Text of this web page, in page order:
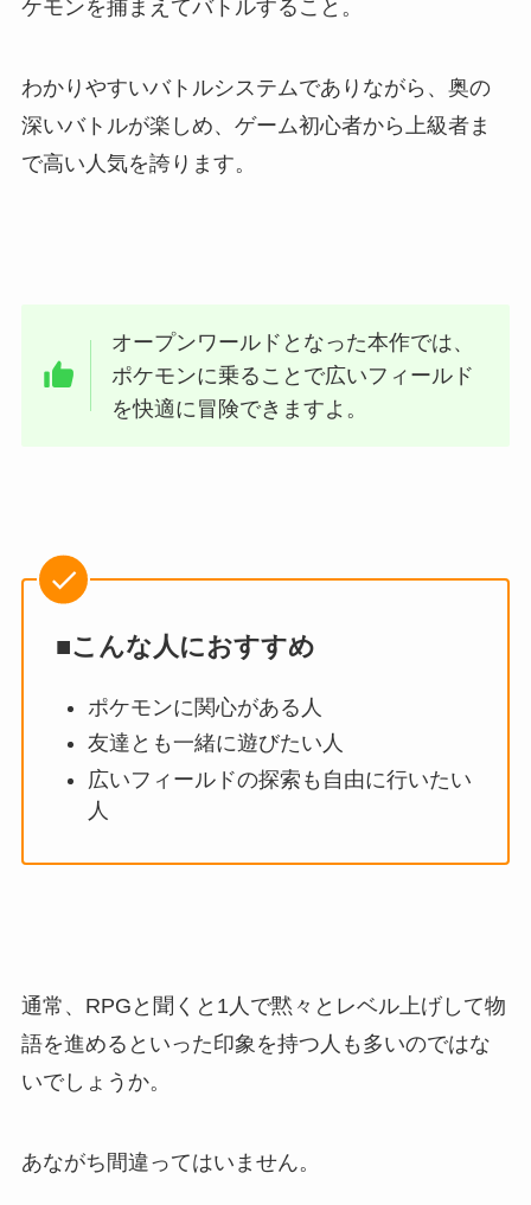
ケモンを捕まえてバトルすること。
わかりやすいバトルシステムでありながら、奥の
深いバトルが楽しめ、ゲーム初心者から上級者ま
で高い人気を誇ります。
オープンワールドとなった本作では、
ポケモンに乗ることで広いフィールド
を快適に冒険できますよ。
■こんな人におすすめ
ポケモンに関心がある人
友達とも一緒に遊びたい人
広いフィールドの探索も自由に行いたい
人
通常、RPGと聞くと1人で黙々とレベル上げして物
語を進めるといった印象を持つ人も多いのではな
いでしょうか。
あながち間違ってはいません。